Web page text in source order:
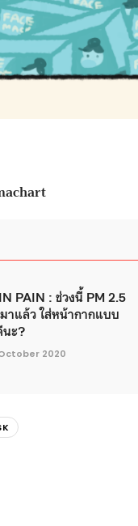
PAIN : ช่วงนี้ PM 2.5
าแล้ว ใส่หน้ากากแบบ
นะ?
2020